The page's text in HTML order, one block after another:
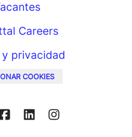
Careers
privacidad
COOKIES